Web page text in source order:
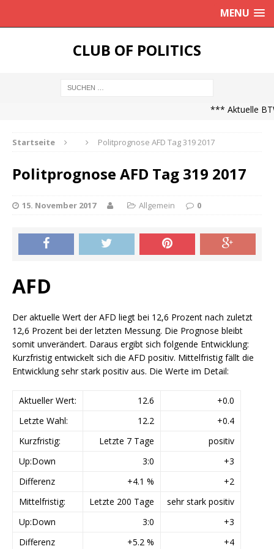
MENU
CLUB OF POLITICS
*** Aktuelle
Startseite Politprognose AFD Tag 319 2017
Politprognose AFD Tag 319 2017
15. November 2017 Allgemein 0
AFD
Der aktuelle Wert der AFD liegt bei 12,6 Prozent nach zuletzt
12,6 Prozent bei der letzten Messung. Die Prognose bleibt
somit unverändert. Daraus ergibt sich folgende Entwicklung:
Kurzfristig entwickelt sich die AFD positiv. Mittelfristig fällt die
Entwicklung sehr stark positiv aus. Die Werte im Detail:
Aktueller Wert: 12.6
+0.0
Letzte Wahl:
12.2
+0.4
Kurzfristig:
Letzte 7 Tage
positiv
Up:Down
3:0
+3
Differenz
+4.1 %
+2
Mittelfristig:
Letzte 200 Tage
sehr stark positiv
Up:Down
3:0
+3
Differenz
+5.2 % +4